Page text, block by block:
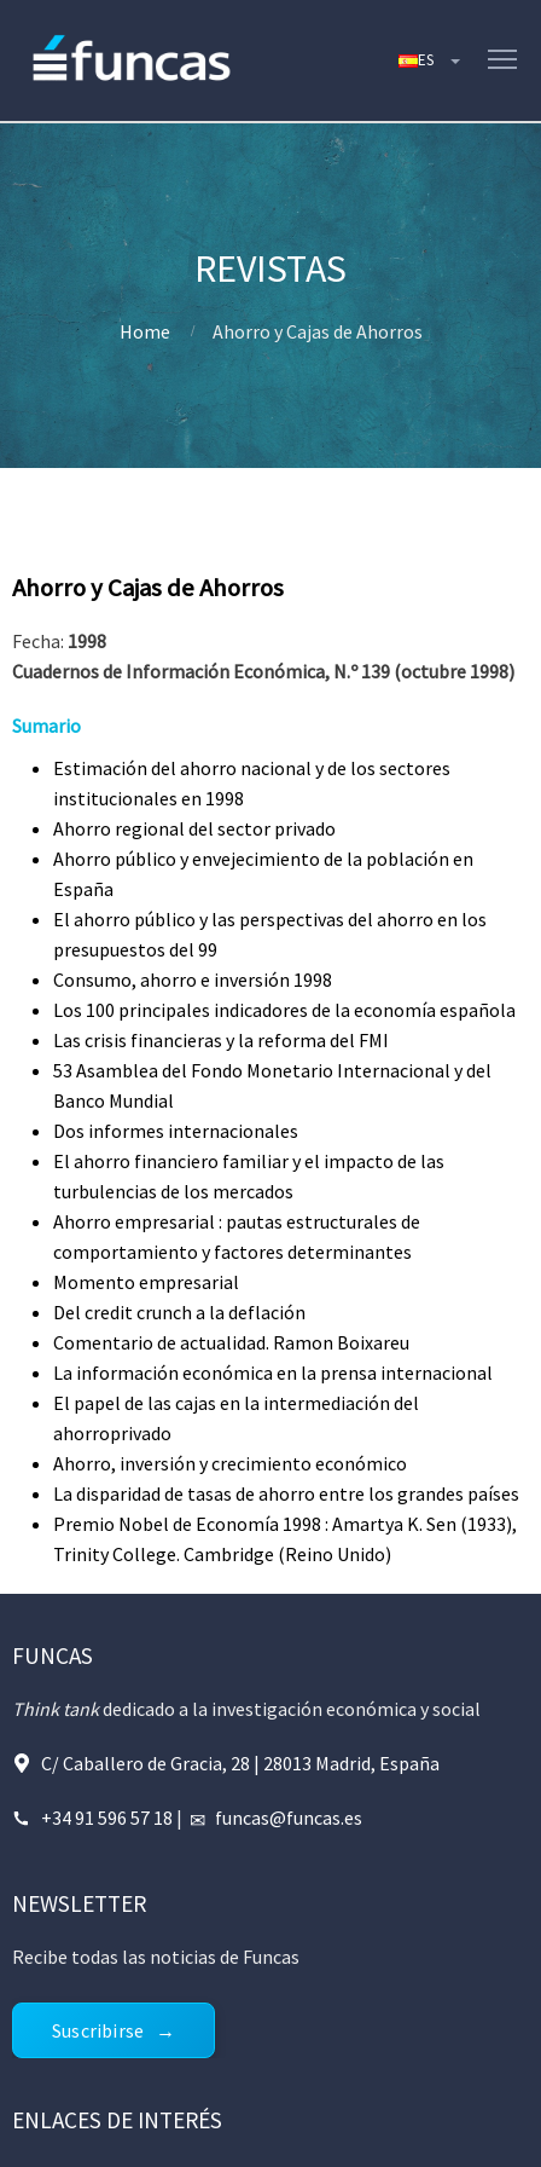
Home Ahorro y Cajas de Ahorros
Ahorro y Cajas de Ahorros
Fecha: 1998
Cuadernos de Información Económica, N.º 139 (octubre 1998)
Sumario
Estimación del ahorro nacional y de los sectores
institucionales en 1998
Ahorro regional del sector privado
Ahorro público y envejecimiento de la población en
España
El ahorro público y las perspectivas del ahorro en los
presupuestos del 99
Consumo, ahorro e inversión 1998
Los 100 principales indicadores de la economía española
Las crisis financieras y la reforma del FMI
53 Asamblea del Fondo Monetario Internacional y del
Banco Mundial
Dos informes internacionales
El ahorro financiero familiar y el impacto de las
turbulencias de los mercados
Ahorro empresarial : pautas estructurales de
comportamiento y factores determinantes
Momento empresarial
Del credit crunch a la deflación
Comentario de actualidad. Ramon Boixareu
La información económica en la prensa internacional
El papel de las cajas en la intermediación del
ahorroprivado
Ahorro, inversión y crecimiento económico
La disparidad de tasas de ahorro entre los grandes países
Premio Nobel de Economía 1998 : Amartya K. Sen (1933),
Trinity College. Cambridge (Reino Unido)
FUNCAS
Think tankdedicado a la investigación económica y social
C/ Caballero de Gracia, 28 | 28013 Madrid, España
+34 91 596 57 18 | funcas@funcas.es
NEWSLETTER
Recibe todas las noticias de Funcas
Suscribirse
ENLACES DE INTERÉS